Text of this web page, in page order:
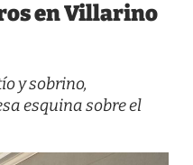
en Villarino
y sobrino,
esquina sobre el